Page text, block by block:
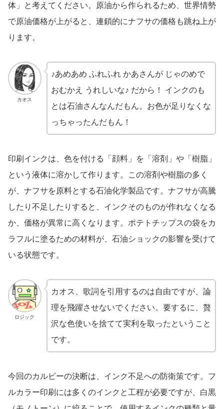
体」と考えてください。原油から作られるため、世界情勢
で原油価格が上がると、連鎖的にナフサの価格も跳ね上が
ります。
カオス
♪あめあめ ふれふれ かあさんが じゃのめで
おむかえ うれしいな♪ だから！ インクのも
とは石油さんなんだもん。お色が足りなくな
っちゃったんだもん！
印刷インクは、色を付ける「顔料」を「溶剤」や「樹脂」
という液体に溶かして作ります。この溶剤や樹脂の多く
が、ナフサを原料とする石油化学製品です。ナフサが高騰
したり不足したりすると、インクそのものが作れなくなる
か、価格が異常に高くなります。ポテトチップスの袋をカ
ラフルに塗るための材料が、石油ショックの影響を受けて
いる状態です。
ロジック
カオス、歌詞を引用するのは自由ですが、論
理を飛躍させないでください。要するに、贅
沢な色使いを捨てて実利を取ったということ
です。
今回のカルビーの決断は、インク不足への防衛策です。フ
ルカラー印刷には多くのインクと工程が必要ですが、白黒